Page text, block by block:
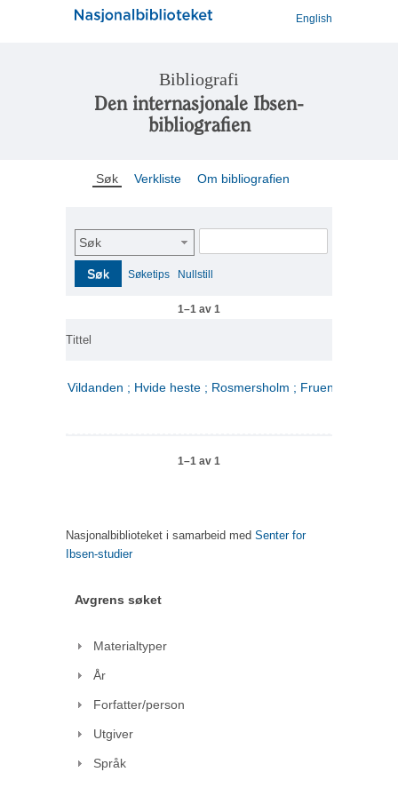
English
Bibliografi
Den internasjonale Ibsen-
bibliografien
Søk Verkliste Om bibliografien
Søk
Søk Søketips Nullstill
1–1 av 1
Tittel
Vildanden ; Hvide heste ; Rosmersholm ; Fruen fra havet
1–1 av 1
Nasjonalbiblioteket i samarbeid med Senter for
Ibsen-studier
Avgrens søket
Materialtyper
År
Forfatter/person
Utgiver
Språk